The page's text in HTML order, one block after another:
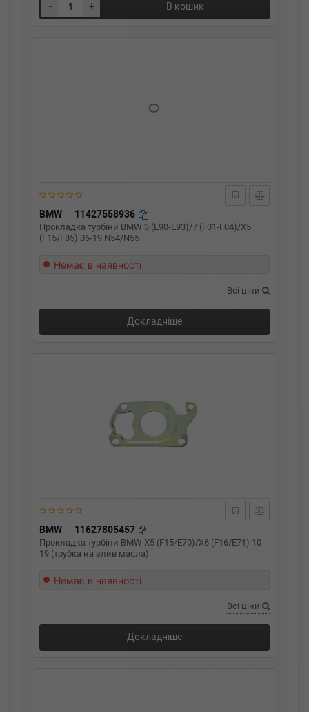
- + В кошик
BMW 11427558936
Прокладка турбіни BMW 3 (E90-E93)/7 (F01-F04)/X5
(F15/F85) 06-19 N54/N55
Немає в наявності
Всі ціни
Докладніше
BMW 11627805457
Прокладка турбіни BMW X5 (F15/E70)/X6 (F16/E71) 10-
19 (трубка на злив масла)
Немає в наявності
Всі ціни
Докладніше